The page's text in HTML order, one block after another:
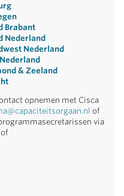
Brabant
Nederland
Nederland
& Zeeland
opnemen met Cisca
of
via
of